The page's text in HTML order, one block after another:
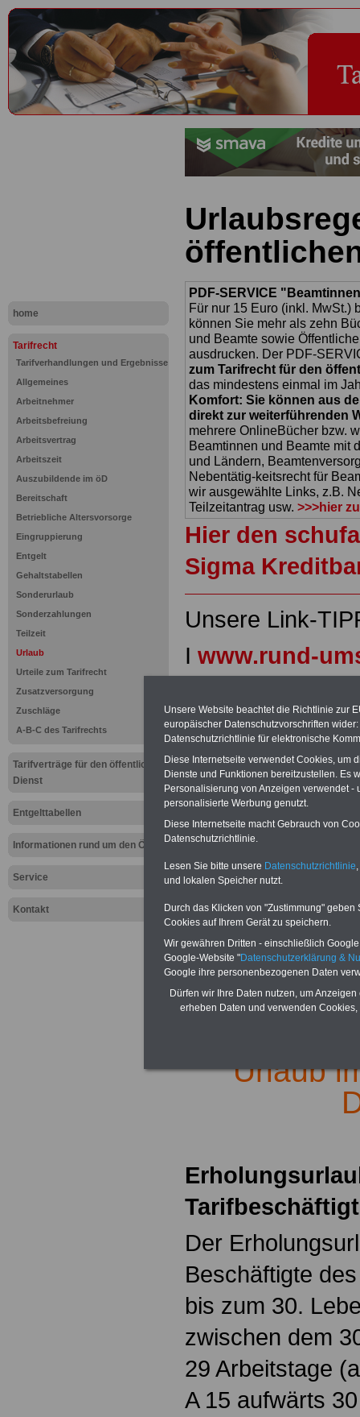
home
Tarifrecht
Tarifverhandlungen und Ergebnisse
Allgemeines
Arbeitnehmer
Arbeitsbefreiung
Arbeitsvertrag
Arbeitszeit
Auszubildende im öD
Bereitschaft
Betriebliche Altersvorsorge
Eingruppierung
Entgelt
Gehaltstabellen
Sonderurlaub
Sonderzahlungen
Teilzeit
Urlaub
Urteile zum Tarifrecht
Zusatzversorgung
Zuschläge
A-B-C des Tarifrechts
Tarifverträge für den öffentlichen
Dienst
Entgelttabellen
Informationen rund um den ÖD
Service
Kontakt
PDF-SERVICE
Für nur 15 Euro (inkl. MwSt.)
können Sie mehr als zehn
und Beamte sowie
ausdrucken. Der PDF-
zum Tarifrecht für den
das mindestens einmal im
Komfort: Sie können aus
direkt zur weiterführenden
mehrere OnlineBücher bzw.
Beamtinnen und Beamte mit
und Ländern,
Nebentätig-keitsrecht für
wir ausgewählte Links, z.B.
Teilzeitantrag usw. >>>hier
Hier den
Sigma
Unsere Link-
I www.rund-
>>>zur Bestellung des eBooks für
.
Zur Übersicht
ums Geld im
Urlaub
Der
Beschäftigte
bis zum 30.
zwischen dem
29 Arbeitstage
A 15 aufwärts
Unsere Website beachtet die Richtlinie zur
europäischer Datenschutzvorschriften
Datenschutzrichtlinie für elektronische
Diese Internetseite verwendet Cookies, um
Dienste und Funktionen bereitzustellen. Es
Personalisierung von Anzeigen verwendet
personalisierte Werbung genutzt.
Diese Internetseite macht Gebrauch von
Datenschutzrichtlinie.
Lesen Sie bitte unsere Datenschutzrichtlinie
und lokalen Speicher nutzt.
Durch das Klicken von "Zustimmung"
Cookies auf Ihrem Gerät zu speichern.
Wir gewähren Dritten - einschließlich
Google-Website "Datenschutzerklärung &
Google ihre personenbezogenen Daten
Dürfen wir Ihre Daten nutzen, um
erheben Daten und verwenden